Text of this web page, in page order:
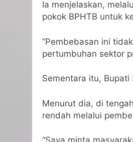
Ia menjelaskan,
pokok BPHTB untuk
“Pembebasan ini
pertumbuhan sektor
Sementara itu,
Menurut dia, di
rendah melalui